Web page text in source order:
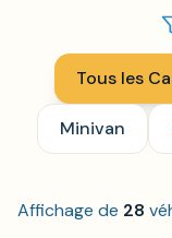
Tous les
Minivan
Affichage de 28